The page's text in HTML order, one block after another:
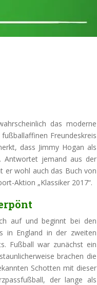
das moderne
Freundeskreis
dass Jimmy Hogan als
Antwortet jemand aus der
er wohl auch das Buch von
Aktion „Klassiker 2017“.
auf und beginnt bei den
in England in der zweiten
Fußball war zunächst ein
brachen die
Schotten mit dieser
der lange als